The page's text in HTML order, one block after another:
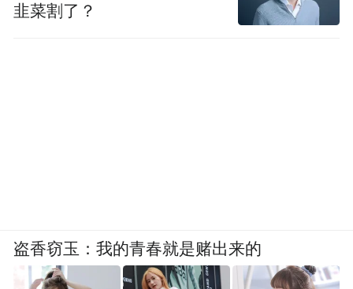
韭菜割了？
盗香窃玉：我的青春就是赌出来的